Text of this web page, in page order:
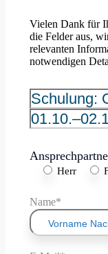
Vielen Dank für
die Felder aus,
relevanten
notwendigen
Herr
Name*